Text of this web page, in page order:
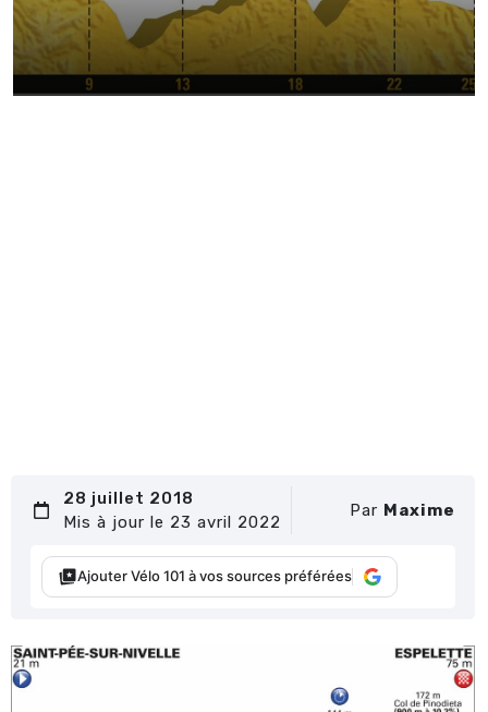
28 juillet 2018
Mis à jour le 23 avril 2022
Par Maxime
Ajouter Vélo 101 à vos sources préférées